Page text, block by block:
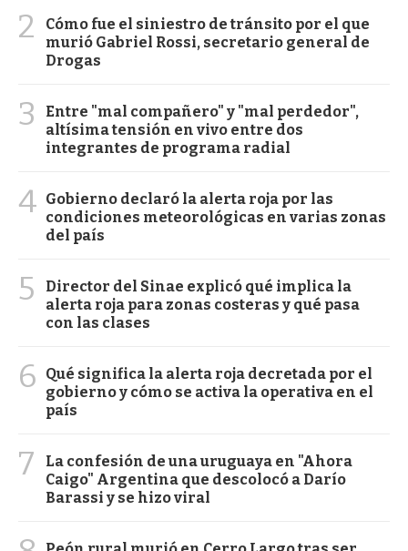
2
Cómo fue el siniestro de tránsito por el que
murió Gabriel Rossi, secretario general de
Drogas
3
Entre "mal compañero" y "mal perdedor",
altísima tensión en vivo entre dos
integrantes de programa radial
4 Gobierno declaró la alerta roja por las
condiciones meteorológicas en varias zonas
del país
5
Director del Sinae explicó qué implica la
alerta roja para zonas costeras y qué pasa
con las clases
6
Qué significa la alerta roja decretada por el
gobierno y cómo se activa la operativa en el
país
7
La confesión de una uruguaya en "Ahora
Caigo" Argentina que descolocó a Darío
Barassi y se hizo viral